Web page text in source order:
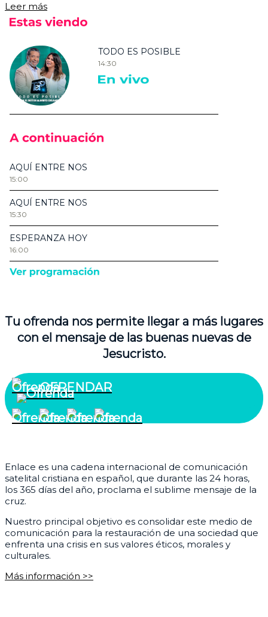
Leer más
Tu ofrenda nos permite llegar a más lugares
con el mensaje de las buenas nuevas de
Jesucristo.
OFRENDAR
Enlace es una cadena internacional de comunicación
satelital cristiana en español, que durante las 24 horas,
los 365 días del año, proclama el sublime mensaje de la
cruz.
Nuestro principal objetivo es consolidar este medio de
comunicación para la restauración de una sociedad que
enfrenta una crisis en sus valores éticos, morales y
culturales.
Más información >>